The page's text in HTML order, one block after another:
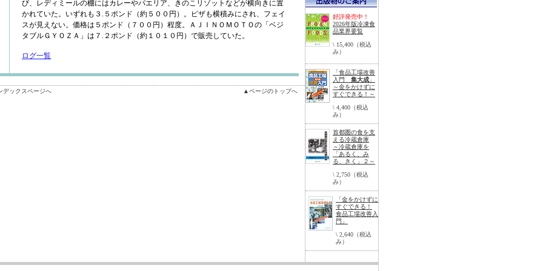
び、レディミールの棚にはカレーやパエリア、きのこリゾットなどが横向きに置
かれていた。いずれも３.５ポンド（約５００円）。ピザも横積みにされ、フェイ
スが見えない。価格は５ポンド（７００円）程度。ＡＪＩＮＯＭＯＴＯの「ベジ
タブルＧＹＯＺＡ」は７.２ポンド（約１０１０円）で販売していた。
ログ一覧
ックスページへ ▲ページのトップへ
好評発売中！
2026年版冷凍食
品業界要覧
\ 15,400（税込
み）
「食品工場改善
入門 集大成 」
～金をかけずに
すぐできる！～
\ 4,400（税込
み）
首都圏の食を支
える冷蔵倉庫
～冷蔵倉庫を
「あるく、み
る、きく」２～
\ 2,750（税込
み）
「金をかけずに
すぐできる！
食品工場改善入
門」
\ 2,640（税込
み）